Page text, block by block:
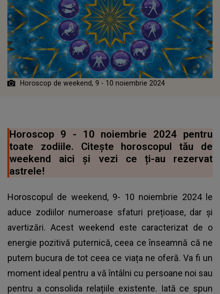
Horoscop de weekend, 9 - 10 noiembrie 2024
Horoscop 9 - 10 noiembrie 2024 pentru
toate zodiile. Citește horoscopul tău de
weekend aici și vezi ce ți-au rezervat
astrele!
Horoscopul de weekend, 9- 10 noiembrie 2024 le
aduce zodiilor numeroase sfaturi prețioase, dar și
avertizări. Acest weekend este caracterizat de o
energie pozitivă puternică, ceea ce înseamnă că ne
putem bucura de tot ceea ce viața ne oferă. Va fi un
moment ideal pentru a vă întâlni cu persoane noi sau
pentru a consolida relațiile existente. Iată ce spun